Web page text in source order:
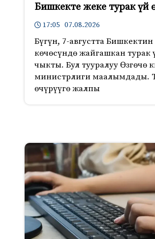
Бишкекте жеке турак үй
17:05 07.08.2026
Бүгүн, 7-августта Бишкектин
көчөсүндө жайгашкан турак
чыкты. Бул тууралуу Өзгөчө
министрлиги маалымдады.
өчүрүүгө жалпы